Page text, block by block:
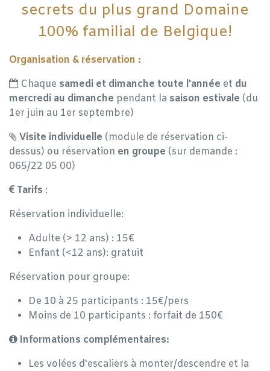
secrets du plus grand Domaine
100% familial de Belgique!
Organisation & réservation :
Chaque samedi et dimanche toute l'année et du
mercredi au dimanche pendant la saison estivale (du
1er juin au 1er septembre)
Visite individuelle (module de réservation ci-
dessus) ou réservation en groupe (sur demande :
065/22 05 00)
Tarifs :
Réservation individuelle:
Adulte (> 12 ans) : 15€
Enfant (<12 ans): gratuit
Réservation pour groupe:
De 10 à 25 participants : 15€/pers
Moins de 10 participants : forfait de 150€
Informations complémentaires:
Les volées d'escaliers à monter/descendre et la